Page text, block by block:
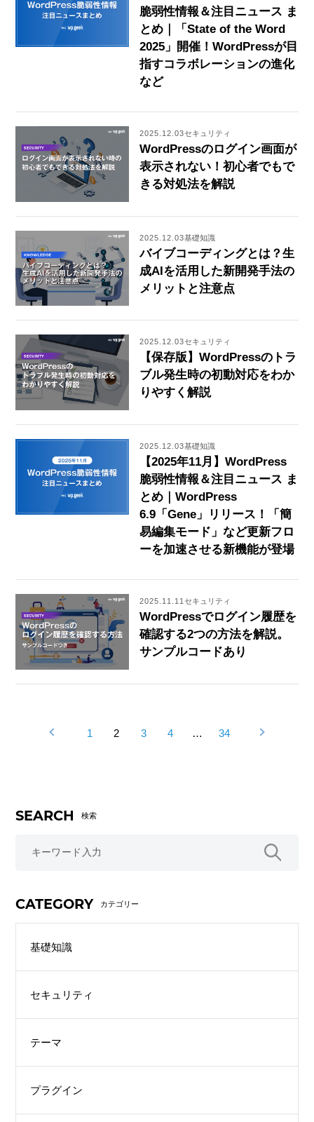
脆弱性情報＆注目ニュース ま
とめ｜「State of the Word
2025」開催！WordPressが目
指すコラボレーションの進化
など
2025.12.03セキュリティ
WordPressのログイン画面が
表示されない！初心者でもで
きる対処法を解説
2025.12.03基礎知識
バイブコーディングとは？生
成AIを活用した新開発手法の
メリットと注意点
2025.12.03セキュリティ
【保存版】WordPressのトラ
ブル発生時の初動対応をわか
りやすく解説
2025.12.03基礎知識
【2025年11月】WordPress
脆弱性情報＆注目ニュース ま
とめ｜WordPress
6.9「Gene」リリース！「簡
易編集モード」など更新フロ
ーを加速させる新機能が登場
2025.11.11 セキュリティ
WordPressでログイン履歴を
確認する2つの方法を解説。
サンプルコードあり
1 2 3 4 … 34
SEARCH 検索
CATEGORY カテゴリー
基礎知識
セキュリティ
テーマ
プラグイン